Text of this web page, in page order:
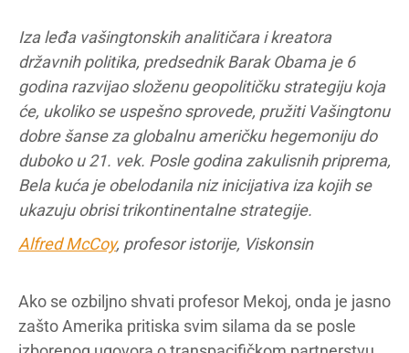
Iza leđa vašingtonskih analitičara i kreatora
državnih politika, predsednik Barak Obama je 6
godina razvijao složenu geopolitičku strategiju koja
će, ukoliko se uspešno sprovede, pružiti Vašingtonu
dobre šanse za globalnu američku hegemoniju do
duboko u 21. vek. Posle godina zakulisnih priprema,
Bela kuća je obelodanila niz inicijativa iza kojih se
ukazuju obrisi trikontinentalne strategije.
Alfred McCoy, profesor istorije, Viskonsin
Ako se ozbiljno shvati profesor Mekoj, onda je jasno
zašto Amerika pritiska svim silama da se posle